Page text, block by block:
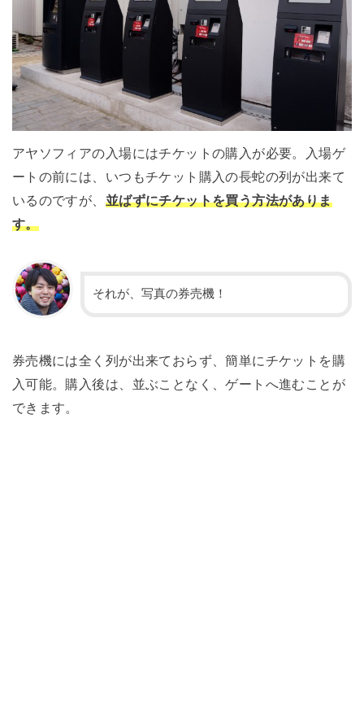
アヤソフィアの入場にはチケットの購入が必要。入場ゲ
ートの前には、いつもチケット購入の長蛇の列が出来て
いるのですが、 並ばずにチケットを買う方法がありま
す。
それが、写真の券売機！
券売機には全く列が出来ておらず、簡単にチケットを購
入可能。購入後は、並ぶことなく、ゲートへ進むことが
できます。